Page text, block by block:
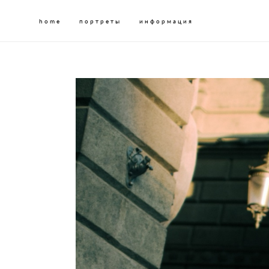
home портреты информация
home портреты информация